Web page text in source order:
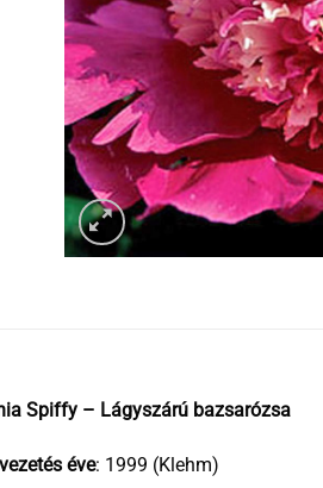
Spiffy – Lágyszárú bazsarózsa
éve: 1999 (Klehm)